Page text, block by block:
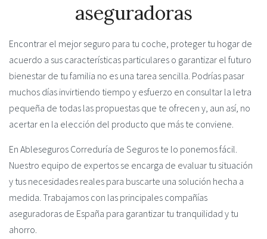
aseguradoras
Encontrar el mejor seguro para tu coche, proteger tu hogar de
acuerdo a sus características particulares o garantizar el futuro
bienestar de tu familia no es una tarea sencilla. Podrías pasar
muchos días invirtiendo tiempo y esfuerzo en consultar la letra
pequeña de todas las propuestas que te ofrecen y, aun así, no
acertar en la elección del producto que más te conviene.
En Ableseguros Correduría de Seguros te lo ponemos fácil.
Nuestro equipo de expertos se encarga de evaluar tu situación
y tus necesidades reales para buscarte una solución hecha a
medida. Trabajamos con las principales compañías
aseguradoras de España para garantizar tu tranquilidad y tu
ahorro.